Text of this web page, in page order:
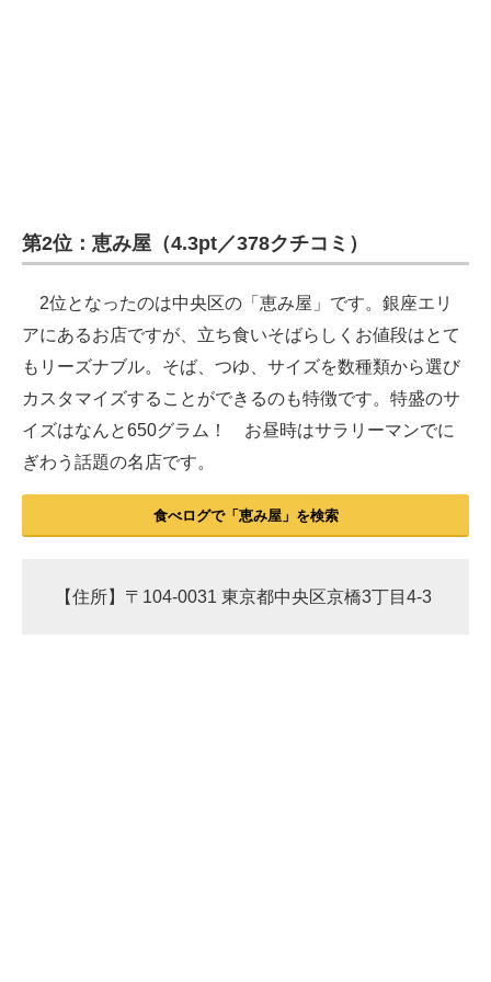
第2位：恵み屋（4.3pt／378クチコミ）
2位となったのは中央区の「恵み屋」です。銀座エリ
アにあるお店ですが、立ち食いそばらしくお値段はとて
もリーズナブル。そば、つゆ、サイズを数種類から選び
カスタマイズすることができるのも特徴です。特盛のサ
イズはなんと650グラム！ お昼時はサラリーマンでに
ぎわう話題の名店です。
食べログで「恵み屋」を検索
【住所】〒104-0031 東京都中央区京橋3丁目4-3